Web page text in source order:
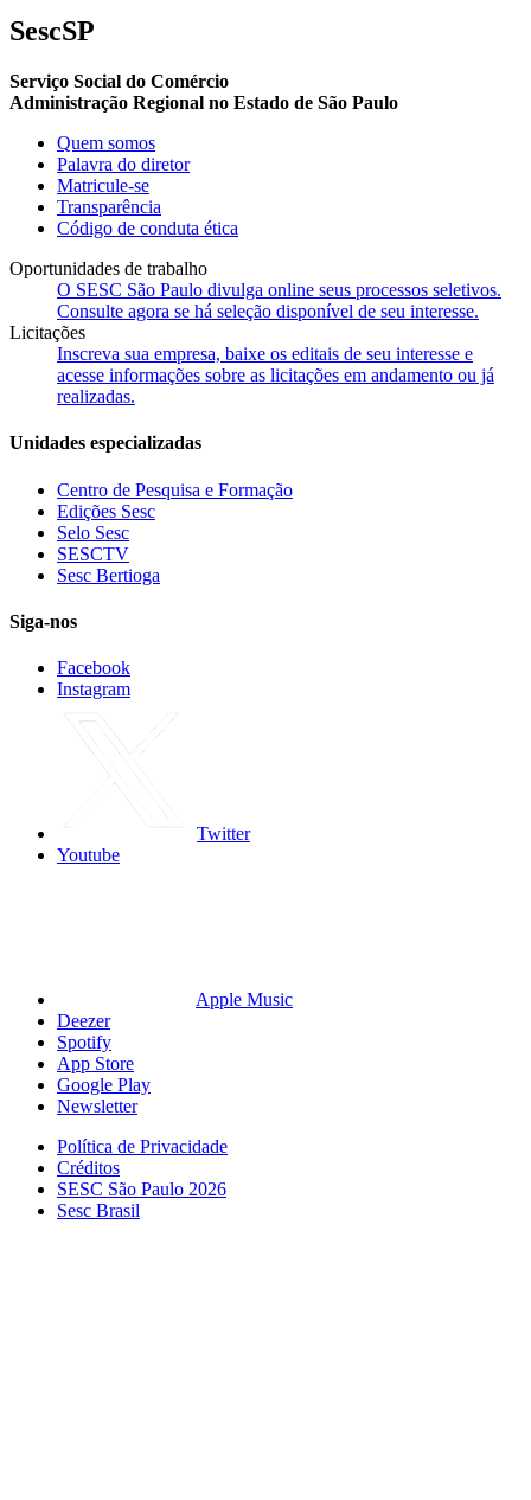
SescSP
Serviço Social do Comércio
Administração Regional no Estado de São Paulo
Quem somos
Palavra do diretor
Matricule-se
Transparência
Código de conduta ética
Oportunidades de trabalho
O SESC São Paulo divulga online seus processos seletivos.
Consulte agora se há seleção disponível de seu interesse.
Licitações
Inscreva sua empresa, baixe os editais de seu interesse e
acesse informações sobre as licitações em andamento ou já
realizadas.
Unidades especializadas
Centro de Pesquisa e Formação
Edições Sesc
Selo Sesc
SESCTV
Sesc Bertioga
Siga-nos
Facebook
Instagram
Twitter
Youtube
Apple Music
Deezer
Spotify
App Store
Google Play
Newsletter
Política de Privacidade
Créditos
SESC São Paulo 2026
Sesc Brasil